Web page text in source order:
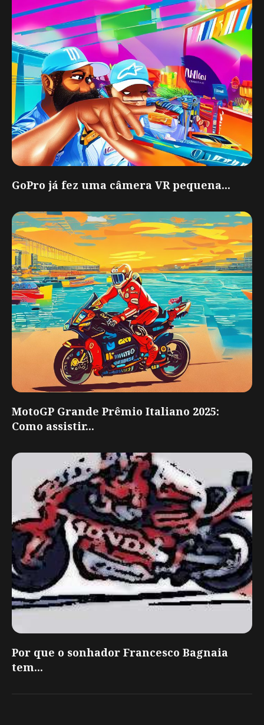
GoPro já fez uma câmera VR pequena...
MotoGP Grande Prêmio Italiano 2025:
Como assistir...
Por que o sonhador Francesco Bagnaia
tem...